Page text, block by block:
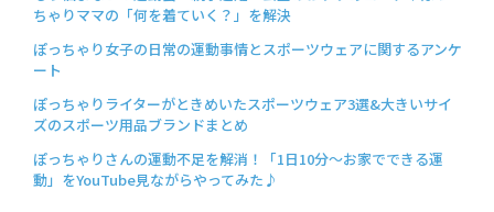
ちゃりママの「何を着ていく？」を解決
ぽっちゃり女子の日常の運動事情とスポーツウェアに関するアンケ
ート
ぽっちゃりライターがときめいたスポーツウェア3選&大きいサイ
ズのスポーツ用品ブランドまとめ
ぽっちゃりさんの運動不足を解消！「1日10分～お家でできる運
動」をYouTube見ながらやってみた♪